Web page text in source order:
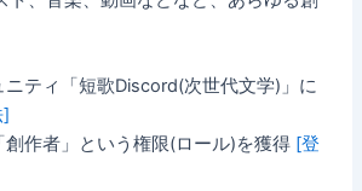
ティ「短歌Discord(次世代文学)」に
]
作者」という権限(ロール)を獲得 [登